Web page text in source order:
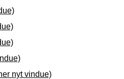
nyt vindue)